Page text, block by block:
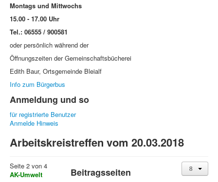
Montags und Mittwochs
15.00 - 17.00 Uhr
Tel.: 06555 / 900581
oder persönlich während der
Öffnungszeiten der Gemeinschaftsbücherei
Edith Baur, Ortsgemeinde Bleialf
Info zum Bürgerbus
Anmeldung und so
für registrierte Benutzer
Anmelde Hinweis
Arbeitskreistreffen vom 20.03.2018
Beitragsseiten
Seite 2 von 4
AK-Umwelt